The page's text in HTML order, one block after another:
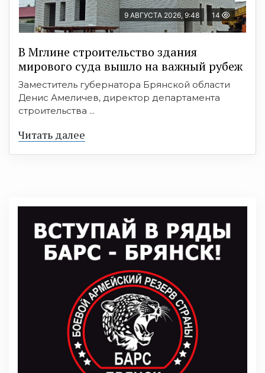
9 АВГУСТА 2026, 9:48 14
В Мглине строительство здания
мирового суда вышло на важный рубеж
Заместитель губернатора Брянской области
Денис Амеличев, директор департамента
строительства ...
Читать далее